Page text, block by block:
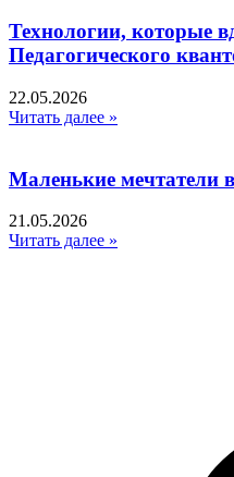
Технологии, которые
Педагогического
22.05.2026
Читать далее »
Маленькие мечтатели
21.05.2026
Читать далее »